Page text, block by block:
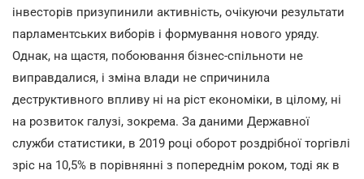
інвесторів призупинили активність, очікуючи результати
парламентських виборів і формування нового уряду.
Однак, на щастя, побоювання бізнес-спільноти не
виправдалися, і зміна влади не спричинила
деструктивного впливу ні на ріст економіки, в цілому, ні
на розвиток галузі, зокрема. За даними Державної
служби статистики, в 2019 році оборот роздрібної торгівлі
зріс на 10,5% в порівнянні з попереднім роком, тоді як в